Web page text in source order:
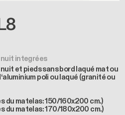
integrées
et pieds sans bord laqué mat ou
poli ou laqué (granité ou
du matelas: 150/160x200 cm.)
du matelas: 170/180x200 cm.)